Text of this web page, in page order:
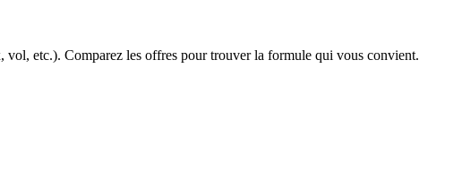
vol, etc.). Comparez les offres pour trouver la formule qui vous convient.